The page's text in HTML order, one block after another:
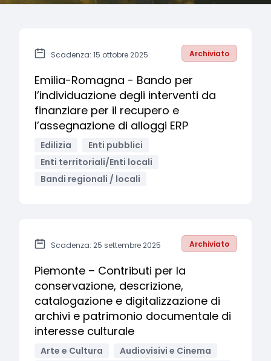
Scadenza: 15 ottobre 2025 Archiviato
Emilia-Romagna - Bando per
l’individuazione degli interventi da
finanziare per il recupero e
l’assegnazione di alloggi ERP
Edilizia
Enti pubblici
Enti territoriali/Enti locali
Bandi regionali / locali
Scadenza: 25 settembre 2025 Archiviato
Piemonte – Contributi per la
conservazione, descrizione,
catalogazione e digitalizzazione di
archivi e patrimonio documentale di
interesse culturale
Arte e Cultura
Audiovisivi e Cinema